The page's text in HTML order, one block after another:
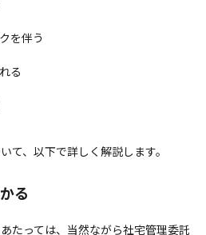
を伴う
る
て、以下で詳しく解説します。
る
たっては、当然ながら社宅管理委託